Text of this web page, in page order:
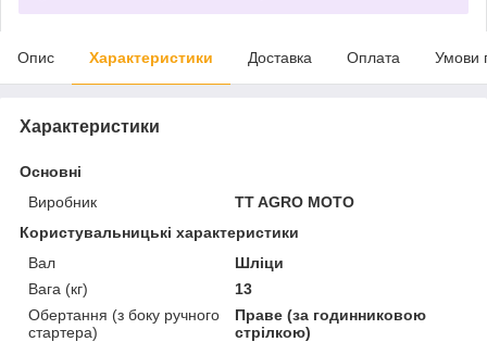
Опис Характеристики Доставка Оплата Умови
Характеристики
Основні
Виробник
TT AGRO MOTO
Користувальницькі характеристики
Вал
Шліци
Вага (кг)
13
Обертання (з боку ручного
стартера)
Праве (за годинниковою
стрілкою)